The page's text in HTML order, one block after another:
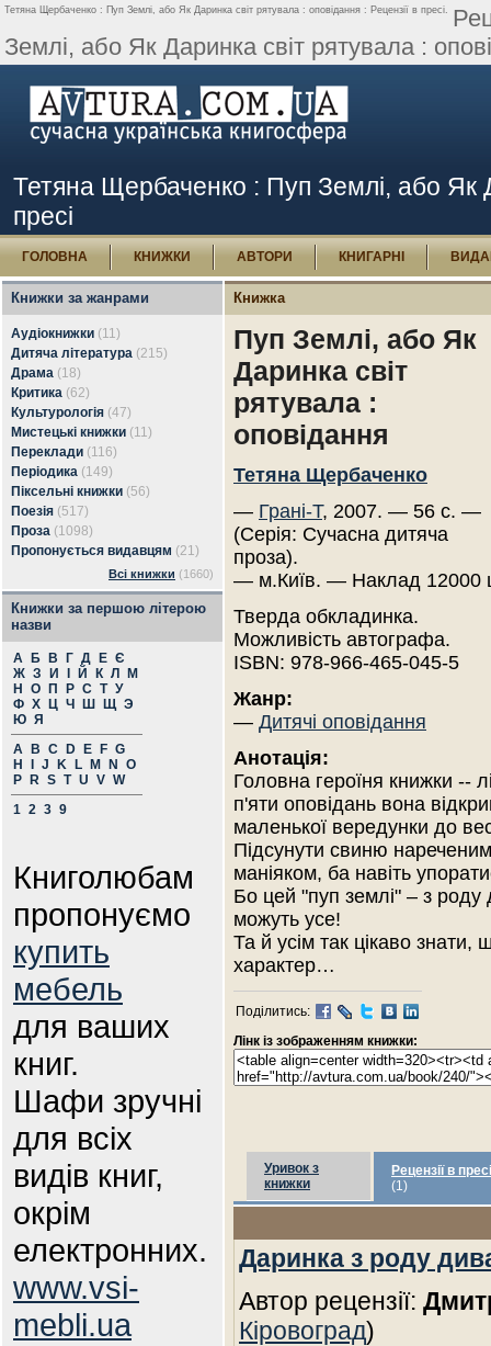
Тетяна Щербаченко : Пуп Землі, або Як Даринка світ рятувала : оповідання : Рецензії в пресі.
Землі, або Як Даринка світ рятувала :
Тетяна Щербаченко : Пуп Землі, або Як
пресі
ГОЛОВНА КНИЖКИ АВТОРИ КНИГАРНІ
Книжки за жанрами
Аудіокнижки (11)
Дитяча література (215)
Драма (18)
Критика (62)
Культурологія (47)
Мистецькі книжки (11)
Переклади (116)
Періодика (149)
Піксельні книжки (56)
Поезія (517)
Проза (1098)
Пропонується видавцям (21)
Всі книжки (1660)
Книжки за першою літерою
назви
А Б В Г Д Е Є
Ж З И Й К Л
М
Н
О П Р С Т У
Ф Х Ц Ч Ш Щ Э
Ю Я
A
B C D E F G
H
J K L M N
O
P
R S T U V W
1 2 3 9
Книголюбам
пропонуємо
купить
мебель
для ваших
книг.
Шафи зручні
для всіх
видів книг,
окрім
електронних.
www.vsi-
mebli.ua
Книжка
Пуп Землі, або Як
Даринка світ
рятувала :
оповідання
Тетяна Щербаченко
— Грані-Т, 2007. — 56 с. —
(Серія: Сучасна дитяча
проза).
— м.Київ. — Наклад 12000
Тверда обкладинка.
Можливість автографа.
ISBN: 978-966-465-045-5
Жанр:
— Дитячі оповідання
Анотація:
Головна героїня книжки --
п'яти оповідань вона
маленької вередунки до
Підсунути свиню
маніяком, ба навіть
Бо цей "пуп землі" – з роду
можуть усе!
Та й усім так цікаво
характер…
Поділитись:
Лінк із зображенням книжки:
Уривок з
книжки
Рецензії в пресі
(1)
Даринка з роду
Автор рецензії:
Кіровоград)